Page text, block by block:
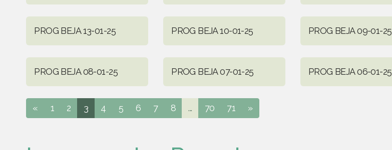
PROG BEJA 13-01-25 PROG BEJA 10-01-25 PROG BEJA 09-01-25
PROG BEJA 08-01-25 PROG BEJA 07-01-25 PROG BEJA 06-01-25
« 1 2 3 4 5 6 7 8 ... 70 71 »